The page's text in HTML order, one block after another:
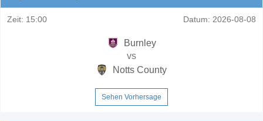
Zeit: 15:00 Datum: 2026-08-08
Burnley
vs
Notts County
Sehen Vorhersage